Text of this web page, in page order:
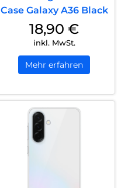
Case Galaxy A36 Black
18,90 €
inkl. MwSt.
Mehr erfahren